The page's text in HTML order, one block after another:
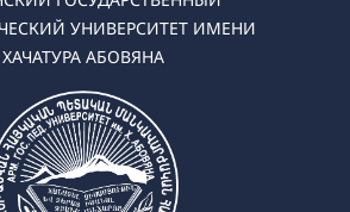
УНИВЕРСИТЕТ ИМЕНИ
ХАЧАТУРА АБОВЯНА